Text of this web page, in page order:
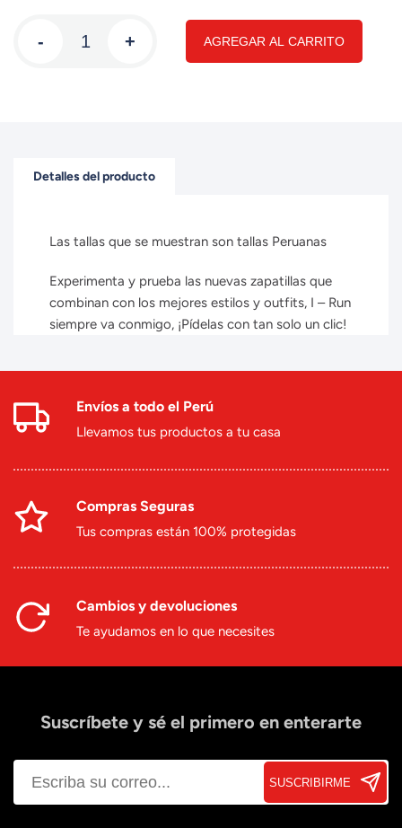
- + AGREGAR AL CARRITO
Detalles del producto
Las tallas que se muestran son tallas Peruanas
Experimenta y prueba las nuevas zapatillas que
combinan con los mejores estilos y outfits, I – Run
siempre va conmigo, ¡Pídelas con tan solo un clic!
Envíos a todo el Perú
Llevamos tus productos a tu casa
Compras Seguras
Tus compras están 100% protegidas
Cambios y devoluciones
Te ayudamos en lo que necesites
Suscríbete y sé el primero en enterarte
SUSCRIBIRME